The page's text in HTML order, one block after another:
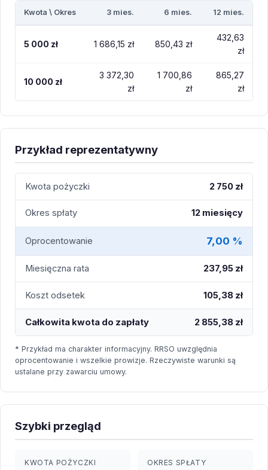
Kwota \ Okres 3 mies. 6 mies. 12 mies.
5 000 zł 1 686,15 zł 850,43 zł
432,63
zł
10 000 zł
3 372,30
zł
1 700,86
zł
865,27
zł
Przykład reprezentatywny
Kwota pożyczki 2 750 zł
Okres spłaty 12 miesięcy
Oprocentowanie 7,00 %
Miesięczna rata 237,95 zł
Koszt odsetek 105,38 zł
Całkowita kwota do zapłaty 2 855,38 zł
* Przykład ma charakter informacyjny. RRSO uwzględnia
oprocentowanie i wszelkie prowizje. Rzeczywiste warunki są
ustalane przy zawarciu umowy.
Szybki przegląd
KWOTA POŻYCZKI OKRES SPŁATY